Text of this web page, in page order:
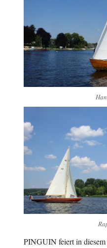
PINGUIN feiert in diesem